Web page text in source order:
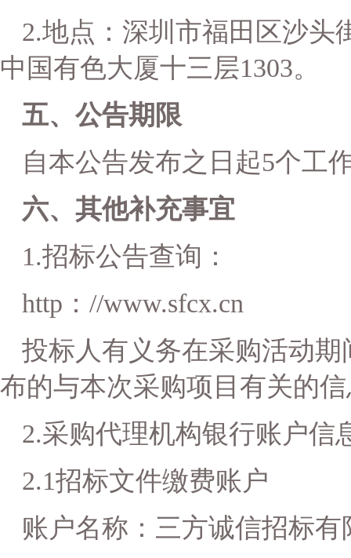
2.地点：深圳市福田区沙头
中国有色大厦十三层1303。
五、公告期限
自本公告发布之日起5个工
六、其他补充事宜
1.招标公告查询：
http ：//www.sfcx.cn
投标人有义务在采购活动
布的与本次采购项目有关的
2.采购代理机构银行账户信
2.1招标文件缴费账户
账户名称：三方诚信招标有